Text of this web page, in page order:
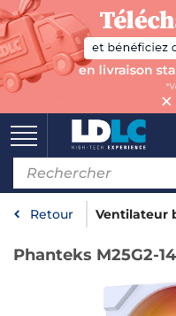
Retour Ventilateur
Phanteks M25G2-